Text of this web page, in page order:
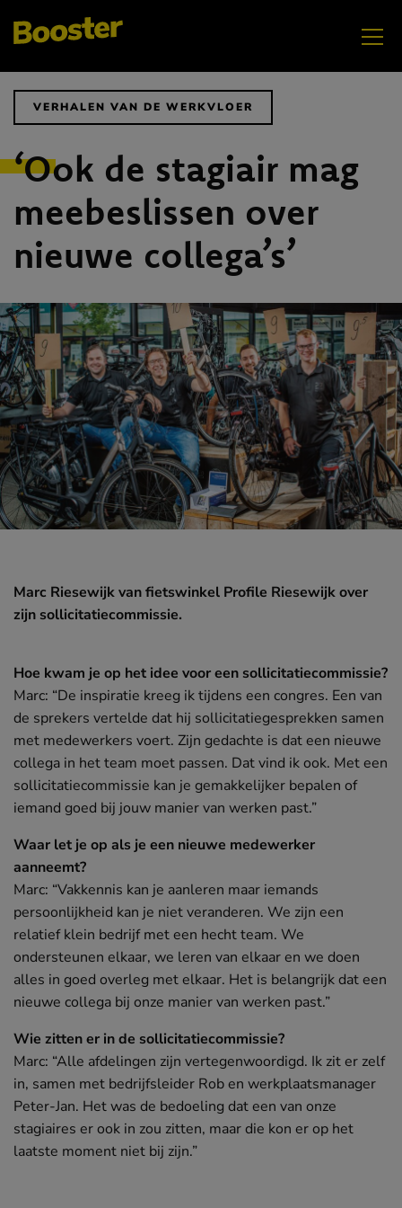
Elektrificatie
Samenwerken
APR
Hoe gastvrij ben jij?
Verhalen van de werkvloer MEER
Bij Wolves staat niemand alleen
‘Ik zie mensen weer lachen’
Salesmanager verkoopt nee
Unieke Chrysler Blackcruiser
‘Ik ben pas tevreden als mijn auto echt
VERHALEN VAN DE WERKVLOER
‘Ook de stagiair mag
meebeslissen over
nieuwe collega’s’
Marc Riesewijk van fietswinkel Profile Riesewijk over
zijn sollicitatiecommissie.
Hoe kwam je op het idee voor een sollicitatiecommissie?
Marc: “De inspiratie kreeg ik tijdens een congres. Een van
de sprekers vertelde dat hij sollicitatiegesprekken samen
met medewerkers voert. Zijn gedachte is dat een nieuwe
collega in het team moet passen. Dat vind ik ook. Met een
sollicitatiecommissie kan je gemakkelijker bepalen of
iemand goed bij jouw manier van werken past.”
Waar let je op als je een nieuwe medewerker
aanneemt?
Marc: “Vakkennis kan je aanleren maar iemands
persoonlijkheid kan je niet veranderen. We zijn een
relatief klein bedrijf met een hecht team. We
ondersteunen elkaar, we leren van elkaar en we doen
alles in goed overleg met elkaar. Het is belangrijk dat een
nieuwe collega bij onze manier van werken past.”
Wie zitten er in de sollicitatiecommissie?
Marc: “Alle afdelingen zijn vertegenwoordigd. Ik zit er zelf
in, samen met bedrijfsleider Rob en werkplaatsmanager
Peter-Jan. Het was de bedoeling dat een van onze
stagiaires er ook in zou zitten, maar die kon er op het
laatste moment niet bij zijn.”